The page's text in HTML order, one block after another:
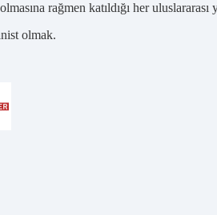
rağmen katıldığı her uluslararası
olmak.